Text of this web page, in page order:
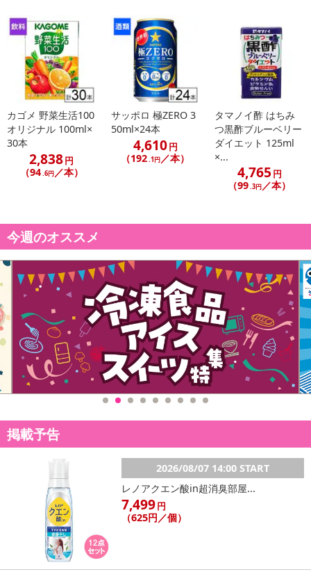
カゴメ 野菜生活100
オリジナル 100ml×
30本
2,838円
（94.6円／本）
サッポロ 極ZERO 3
50ml×24本
4,610円
（192.1円／本）
タマノイ酢 はちみ
つ黒酢ブルーベリー
ダイエット 125ml
×...
4,765 円
（99.3円／本）
今週のオススメ
掲載予告
2026/08/07 14:00 START
レノアクエン酸in超消臭部屋...
7,499円
（625円／個）